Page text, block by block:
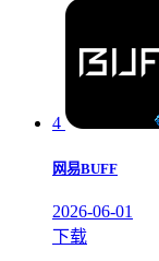
4
网易BUFF
2026-06-01
下载